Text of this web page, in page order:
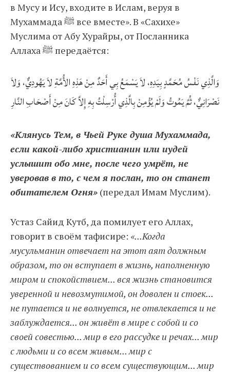
в Мусу и Ису, входите в Ислам, веруя в
Мухаммада ﷺ все вместе». В «Сахихе»
Муслима от Абу Хурайры, от Посланника
Аллаха ﷺ передаётся:
وَالَّذِي نَفْسُ مُحَمَّدٍ بِيَدِهِ، لاَ يَسْمَعُ بِي أَحَدٌ مِنْ هَذِهِ الأُمَّةِ لاَ يَهُودِيٌّ، وَلاَ
نَصْرَانِيٌّ، ثُمَّ يَمُوتُ وَلَمْ يُؤْمِنْ بِالَّذِي أُرْسِلْتُ بِهِ إِلاَّ كَانَ مِنْ أَصْحَابِ النَّارِ
«Клянусь Тем, в Чьей Руке душа Мухаммада,
если какой-либо христианин или иудей
услышит обо мне, после чего умрёт, не
уверовав в то, с чем я послан, то он станет
обитателем Огня» (передал Имам Муслим).
Устаз Сайид Кутб, да помилует его Аллах,
говорит в своём тафисире: «...Когда
мусульманин отвечает на этот аят должным
образом, то он вступает в жизнь, наполненную
миром и спокойствием... вся жизнь становится
уверенной и невозмутимой, он доволен и стоек...
не путается и не волнуется, не отвлекается и не
заблуждается... он живёт в мире с собой и со
своей совестью... мир в его рассудке и речах... мир
с людьми и со всем живым... мир с
существованием и со всем существующим... мир